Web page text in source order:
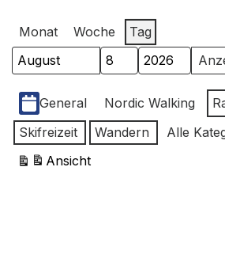
Monat Woche Tag
Monat
Tag
Jahr
Kategorien
General Nordic Walking
Skifreizeit
Wandern
Alle
Ansicht
ausdrucken